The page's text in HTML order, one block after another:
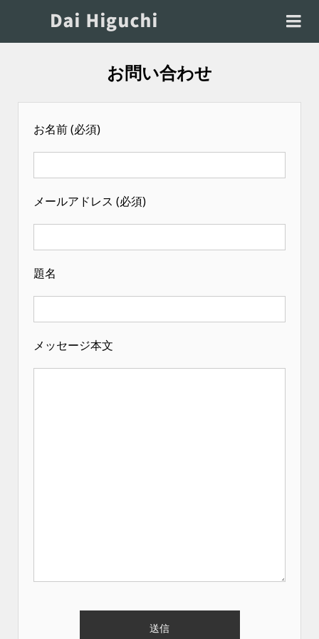
お問い合わせ
お名前 (必須)
メールアドレス (必須)
題名
メッセージ本文